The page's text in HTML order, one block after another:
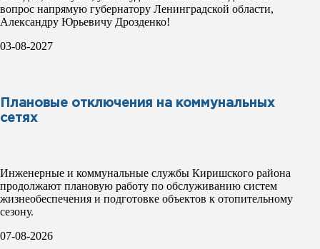
вопрос напрямую губернатору Ленинградской области,
Александру Юрьевичу Дрозденко!
03-08-2027
Плановые отключения на коммунальных
сетях
Инженерные и коммунальные службы Киришского района
продолжают плановую работу по обслуживанию систем
жизнеобеспечения и подготовке объектов к отопительному
сезону.
07-08-2026